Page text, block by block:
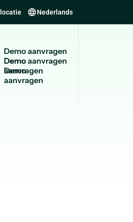
Nederlands
Demoaanvragen
Demo
aanvragen